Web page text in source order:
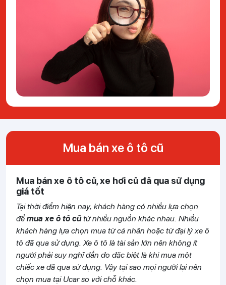
Mua bán xe ô tô cũ
Mua bán xe ô tô cũ, xe hơi cũ đã qua sử dụng
giá tốt
Tại thời điểm hiện nay, khách hàng có nhiều lựa chọn
đểmua xe ô tô cũtừ nhiều nguồn khác nhau. Nhiều
khách hàng lựa chọn mua từ cá nhân hoặc từ đại lý xe ô
tô đã qua sử dụng. Xe ô tô là tài sản lớn nên không ít
người phải suy nghĩ đắn đo đặc biệt là khi mua một
chiếc xe đã qua sử dụng. Vậy tại sao mọi người lại nên
chọn mua tại Ucar so với chỗ khác.